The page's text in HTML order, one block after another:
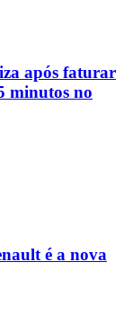
após faturar
minutos no
é a nova